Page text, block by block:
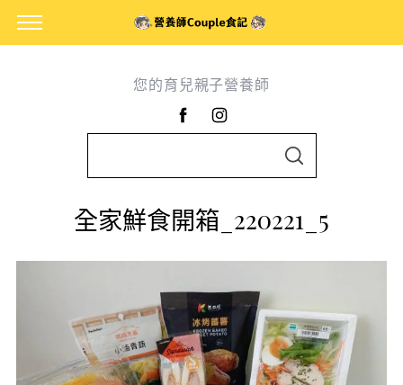
您的育兒親子營養師
r
o
r
:
S
H
全家鮮食開箱_220221_5